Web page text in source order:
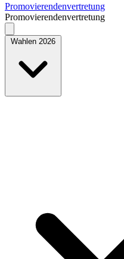
Promovierendenvertretung
Promovierendenvertretung
Wahlen 2026